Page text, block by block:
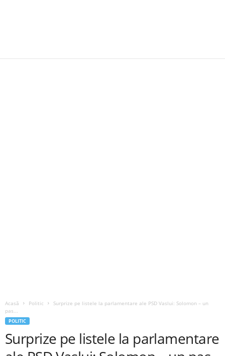
Acasă Politic
Surprize pe listele la parlamentare ale PSD Vaslui: Solomon – un
pas...
POLITIC
Surprize pe listele la parlamentare